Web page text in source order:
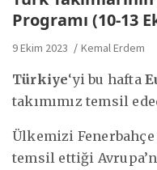
Programı (10-13
9 Ekim 2023 Kemal Erdem
Türkiye‘yi bu hafta
takımımız temsil
Ülkemizi Fenerbahçe
temsil ettiği